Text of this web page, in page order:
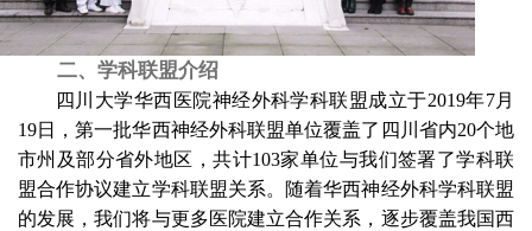
二、学科联盟介绍
四川大学华西医院神经外科学科联盟成立于2019年7月
19日，第一批华西神经外科联盟单位覆盖了四川省内20个地
市州及部分省外地区，共计103家单位与我们签署了学科联
盟合作协议建立学科联盟关系。随着华西神经外科学科联盟
的发展，我们将与更多医院建立合作关系，逐步覆盖我国西